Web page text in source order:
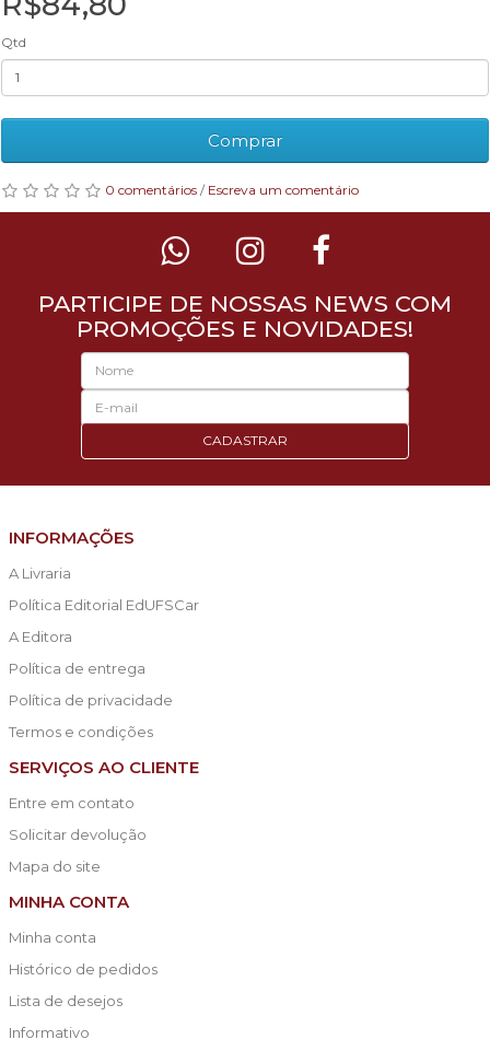
Qtd
Comprar
0 comentários / Escreva um comentário
PARTICIPE DE NOSSAS NEWS COM
PROMOÇÕES E NOVIDADES!
CADASTRAR
INFORMAÇÕES
A Livraria
Política Editorial EdUFSCar
A Editora
Política de entrega
Política de privacidade
Termos e condições
SERVIÇOS AO CLIENTE
Entre em contato
Solicitar devolução
Mapa do site
MINHA CONTA
Minha conta
Histórico de pedidos
Lista de desejos
Informativo